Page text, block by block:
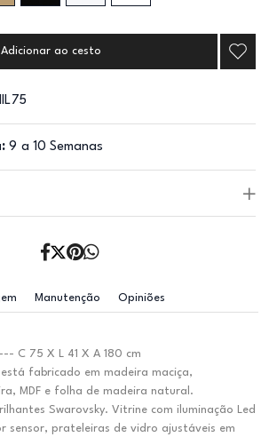
Adicionar ao cesto
9 a 10 Semanas
Manutenção Opiniões
C 75 X L 41 X A 180 cm
está fabricado em madeira maciça,
MDF e folha de madeira natural.
Swarovsky. Vitrine com iluminação Led
sensor, prateleiras de vidro ajustáveis em